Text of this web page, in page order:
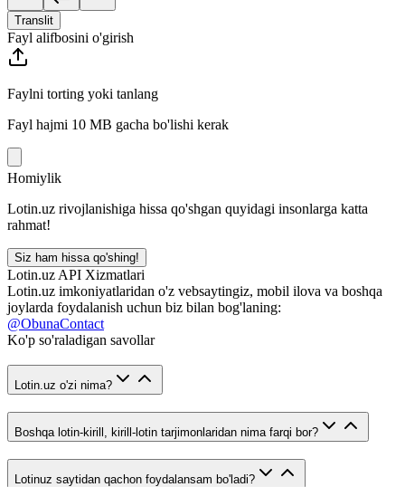
Translit
Fayl alifbosini o'girish
Faylni torting yoki tanlang
Fayl hajmi 10 MB gacha bo'lishi kerak
Homiylik
Lotin.uz rivojlanishiga hissa qo'shgan quyidagi insonlarga katta
rahmat!
Siz ham hissa qo'shing!
Lotin.uz API Xizmatlari
Lotin.uz imkoniyatlaridan o'z vebsaytingiz, mobil ilova va boshqa
joylarda foydalanish uchun biz bilan bog'laning:
@ObunaContact
Ko'p so'raladigan savollar
Lotin.uz o'zi nima?
Boshqa lotin-kirill, kirill-lotin tarjimonlaridan nima farqi bor?
Lotinuz saytidan qachon foydalansam bo'ladi?